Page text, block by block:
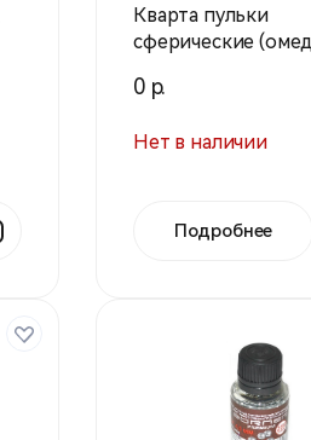
Кварта пульки
сферические
0 р.
Нет в наличии
Подробнее